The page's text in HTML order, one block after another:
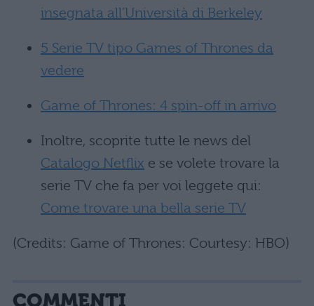
insegnata all’Università di Berkeley
5 Serie TV tipo Games of Thrones da
vedere
Game of Thrones: 4 spin-off in arrivo
Inoltre, scoprite tutte le news del
Catalogo Netflix e se volete trovare la
serie TV che fa per voi leggete qui:
Come trovare una bella serie TV
(Credits: Game of Thrones: Courtesy: HBO)
COMMENTI